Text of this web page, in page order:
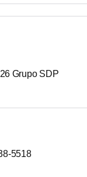
Grupo SDP
5518